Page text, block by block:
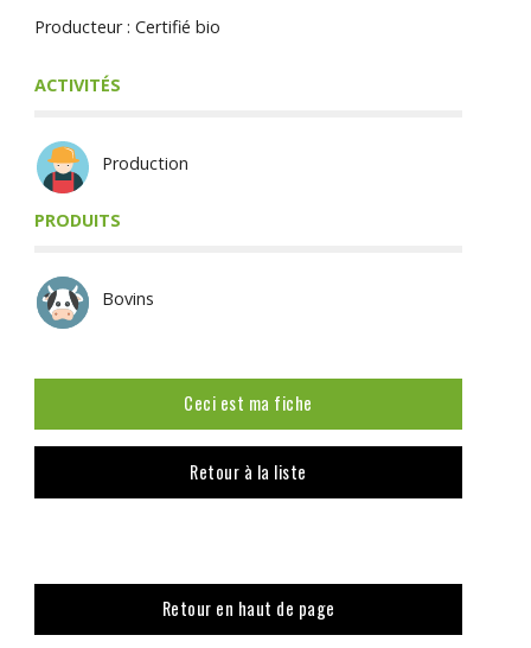
Producteur : Certifié bio
ACTIVITÉS
Production
PRODUITS
Bovins
Ceci est ma fiche
Retour à la liste
Retour en haut de page